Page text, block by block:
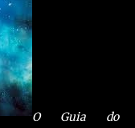
O Guia do